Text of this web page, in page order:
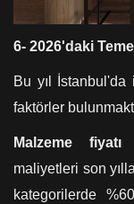
6- 2026'daki
Bu yıl
faktörler
Malzeme fiyatı
maliyetleri son
kategorilerde